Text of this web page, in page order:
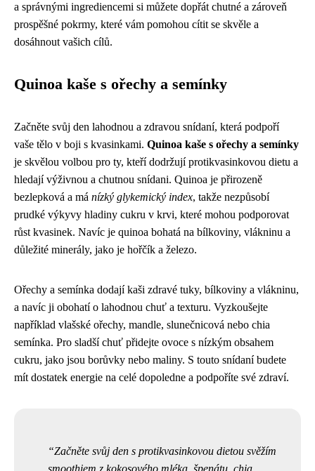
a správnými ingrediencemi si můžete dopřát chutné a zároveň
prospěšné pokrmy, které vám pomohou cítit se skvěle a
dosáhnout vašich cílů.
Quinoa kaše s ořechy a semínky
Začněte svůj den lahodnou a zdravou snídaní, která podpoří
vaše tělo v boji s kvasinkami. Quinoa kaše s ořechy a semínky
je skvělou volbou pro ty, kteří dodržují protikvasinkovou dietu a
hledají výživnou a chutnou snídani. Quinoa je přirozeně
bezlepková a má nízký glykemický index, takže nezpůsobí
prudké výkyvy hladiny cukru v krvi, které mohou podporovat
růst kvasinek. Navíc je quinoa bohatá na bílkoviny, vlákninu a
důležité minerály, jako je hořčík a železo.
Ořechy a semínka dodají kaši zdravé tuky, bílkoviny a vlákninu,
a navíc ji obohatí o lahodnou chuť a texturu. Vyzkoušejte
například vlašské ořechy, mandle, slunečnicová nebo chia
semínka. Pro sladší chuť přidejte ovoce s nízkým obsahem
cukru, jako jsou borůvky nebo maliny. S touto snídaní budete
mít dostatek energie na celé dopoledne a podpoříte své zdraví.
Začněte svůj den s protikvasinkovou dietou svěžím
smoothiem z kokosového mléka, špenátu, chia